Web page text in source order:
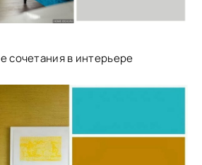
сочетания в интерьере